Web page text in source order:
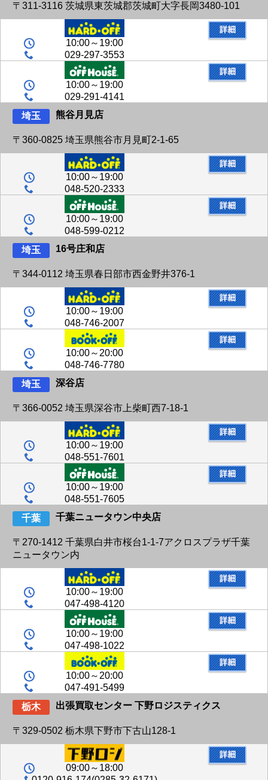
〒311-3116 茨城県東茨城郡茨城町大字長岡3480-101
10:00～19:00
029-297-3553
10:00～19:00
029-291-4141
埼玉
熊谷月見店
〒360-0825 埼玉県熊谷市月見町2-1-65
10:00～19:00
048-520-2333
10:00～19:00
048-599-0212
埼玉
16号庄和店
〒344-0112 埼玉県春日部市西金野井376-1
10:00～19:00
048-746-2007
10:00～20:00
048-746-7780
埼玉
深谷店
〒366-0052 埼玉県深谷市上柴町西7-18-1
10:00～19:00
048-551-7601
10:00～19:00
048-551-7605
千葉
千葉ニュータウン中央店
〒270-1412 千葉県白井市桜台1-1-7アクロスプラザ千葉
ニュータウン内
10:00～19:00
047-498-4120
10:00～19:00
047-498-1022
10:00～20:00
047-491-5499
栃木
出張買取センター 下野ロジスティクス
〒329-0502 栃木県下野市下古山128-1
09:00～18:00